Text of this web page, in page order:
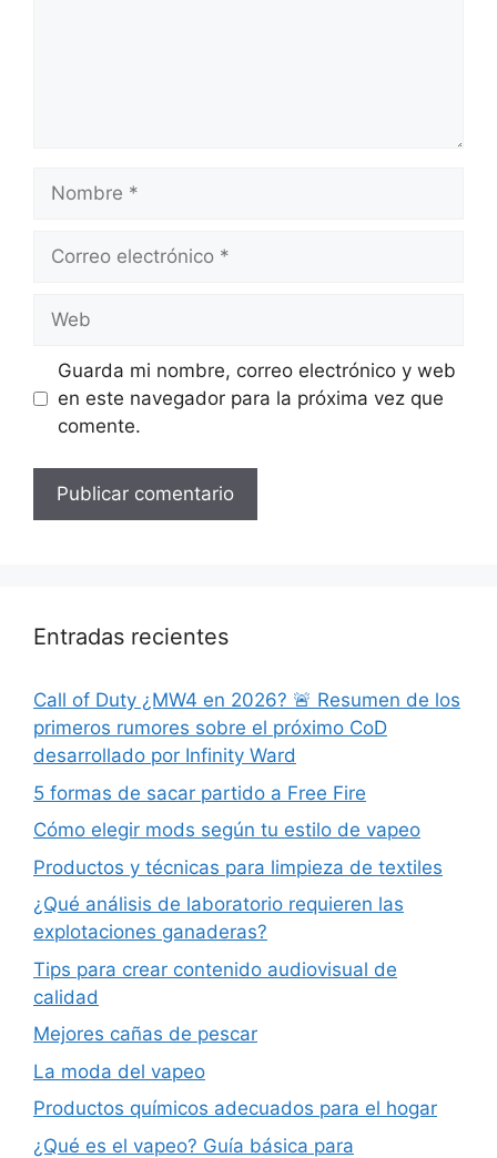
electrónico
Guarda mi nombre, correo electrónico y web
en este navegador para la próxima vez que
comente.
Entradas recientes
Call of Duty ¿MW4 en 2026? 🚨 Resumen de los
primeros rumores sobre el próximo CoD
desarrollado por Infinity Ward
5 formas de sacar partido a Free Fire
Cómo elegir mods según tu estilo de vapeo
Productos y técnicas para limpieza de textiles
¿Qué análisis de laboratorio requieren las
explotaciones ganaderas?
Tips para crear contenido audiovisual de
calidad
Mejores cañas de pescar
La moda del vapeo
Productos químicos adecuados para el hogar
¿Qué es el vapeo? Guía básica para